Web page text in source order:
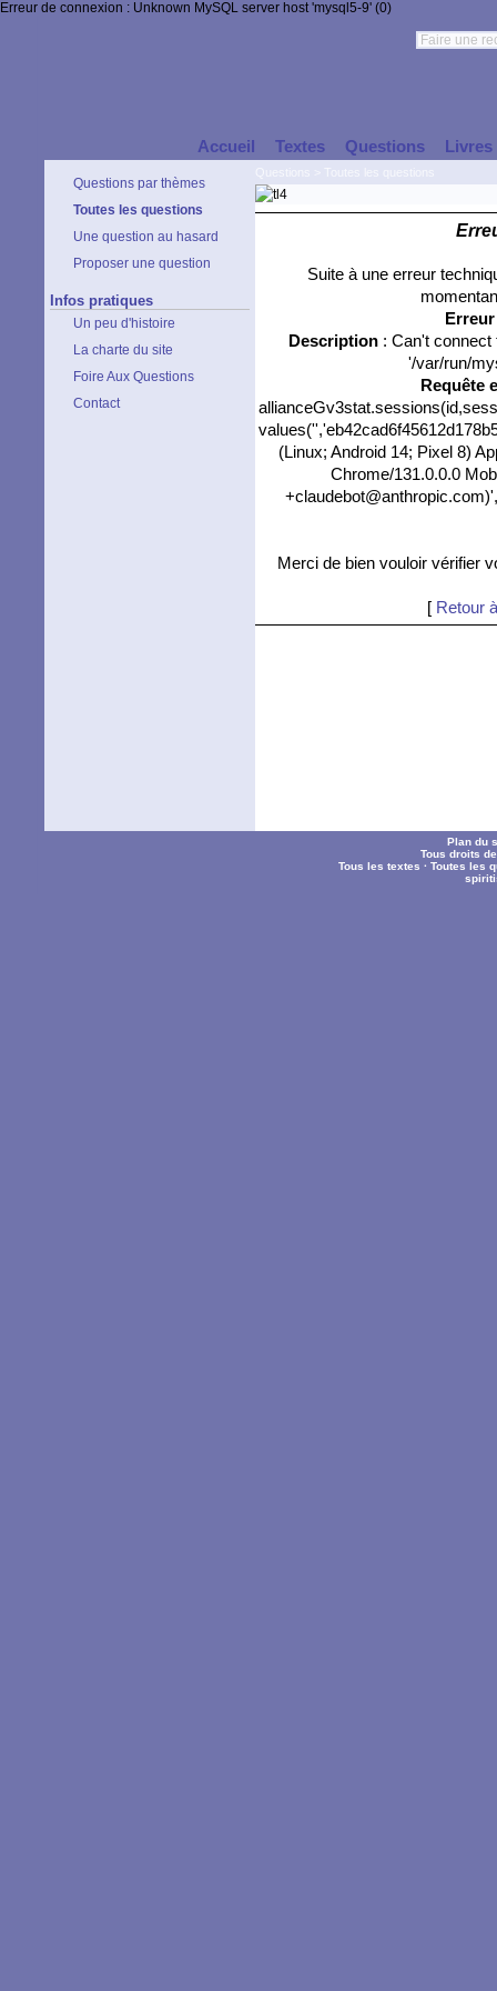
Erreur de connexion : Unknown MySQL server host 'mysql5-9' (0)
Accueil Textes Questions Livres
Questions par thèmes
Toutes les questions
Une question au hasard
Proposer une question
Infos pratiques
Un peu d'histoire
La charte du site
Foire Aux Questions
Contact
Suite à une erreur
Description: Can't connect
'/var/run/
Requête
(Linux; Android 14; Pixel 8)
Chrome/131.0.0.0
Merci de bien vouloir vérifier
[ Retour
Plan du
Tous droits
Tous les textes ·Toutes les